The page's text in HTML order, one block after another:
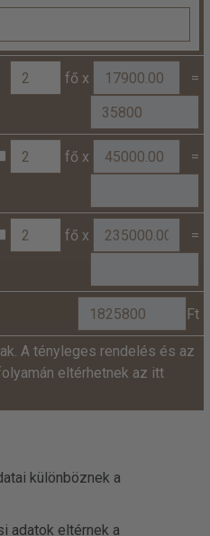
fő x =
fő x =
fő x =
Ft
A tényleges rendelés és az
eltérhetnek az itt
különböznek a
adatok eltérnek a